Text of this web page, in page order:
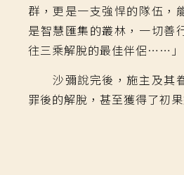
群，更是一支強悍的隊伍，
是智慧匯集的叢林，一切善
往三乘解脫的最佳伴侶……」
沙彌說完後，施主及其
罪後的解脫，甚至獲得了初